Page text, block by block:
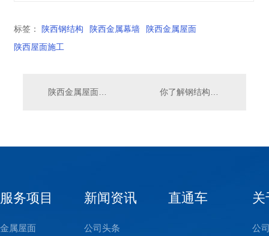
标签： 陕西钢结构 陕西金属幕墙
陕西金属屋面
陕西屋面施工
服务项目
金属屋面
新闻资讯
公司头条
直通车 关
公